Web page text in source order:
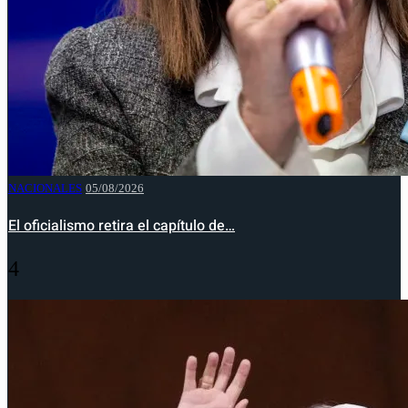
NACIONALES 05/08/2026
El oficialismo retira el capítulo de…
4